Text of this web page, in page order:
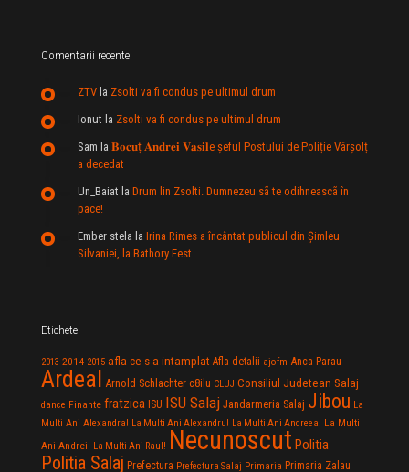
Comentarii recente
ZTV la Zsolti va fi condus pe ultimul drum
Ionut la Zsolti va fi condus pe ultimul drum
Sam la 𝐁𝐨𝐜𝐮ț 𝐀𝐧𝐝𝐫𝐞𝐢 𝐕𝐚𝐬𝐢𝐥e şeful Postului de Poliție Vârșolț
a decedat
Un_Baiat la Drum lin Zsolti. Dumnezeu sã te odihneascã în
pace!
Ember stela la Irina Rimes a încântat publicul din Şimleu
Silvaniei, la Bathory Fest
Etichete
2013 2014 2015 afla ce s-a intamplat Afla detalii ajofm Anca Parau
Ardeal Arnold Schlachter c8ilu CLUJ Consiliul Judetean Salaj
dance Finante fratzica ISU ISU Salaj Jandarmeria Salaj Jibou La
Multi Ani Alexandra! La Multi Ani Alexandru! La Multi Ani Andreea! La Multi
Ani Andrei! La Multi Ani Raul! Necunoscut Politia
Politia Salaj Prefectura Prefectura Salaj Primaria Primaria Zalau